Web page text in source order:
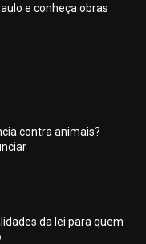
e conheça obras
contra animais?
da lei para quem